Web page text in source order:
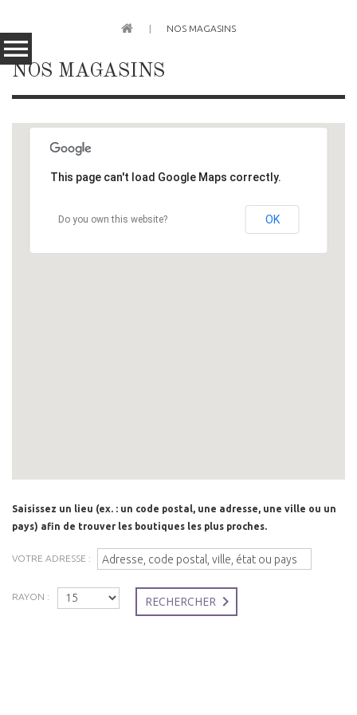
NOS MAGASINS
NOS MAGASINS
This page can't load Google Maps correctly.
Do you own this website? OK
Saisissez un lieu (ex. : un code postal, une adresse, une ville ou un
pays) afin de trouver les boutiques les plus proches.
VOTRE ADRESSE :
RAYON : RECHERCHER